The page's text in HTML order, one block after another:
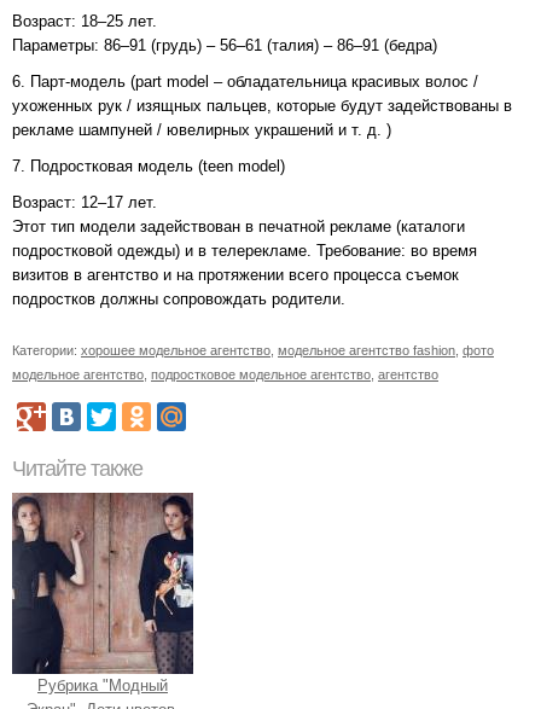
Возраст: 18–25 лет.
Параметры: 86–91 (грудь) – 56–61 (талия) – 86–91 (бедра)
6. Парт-модель (part model – обладательница красивых волос /
ухоженных рук / изящных пальцев, которые будут задействованы в
рекламе шампуней / ювелирных украшений и т. д. )
7. Подростковая модель (teen model)
Возраст: 12–17 лет.
Этот тип модели задействован в печатной рекламе (каталоги
подростковой одежды) и в телерекламе. Требование: во время
визитов в агентство и на протяжении всего процесса съемок
подростков должны сопровождать родители.
Категории: хорошее модельное агентство модельное агентство fashion фото
модельное агентство подростковое модельное агентство агентство
Читайте также
Рубрика "Модный